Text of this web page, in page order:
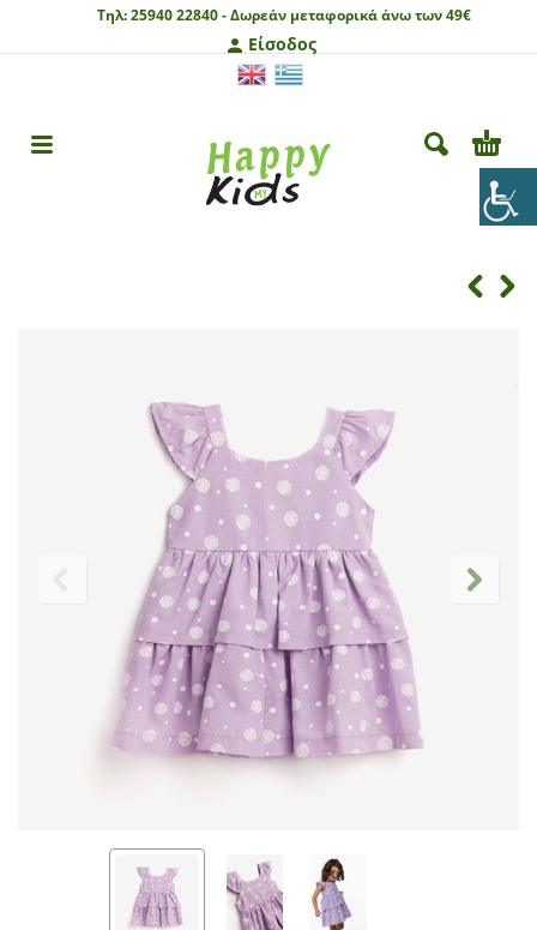
Τηλ:25940 22840 -Δωρεάν μεταφορικά άνω των 49€
Είσοδος